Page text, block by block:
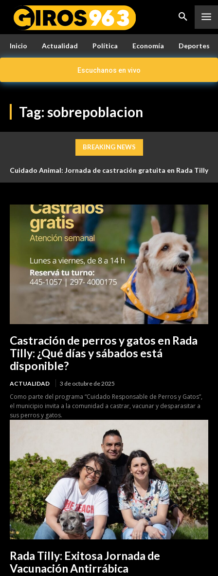
Inicio Actualidad Política Economía Deportes
Escuchanos en vivo
Tag: sobrepoblacion
BREAKING NEWS
Cuidado Animal: Jornada de castración gratuita en Rada Tilly
Castración de perros y gatos en Rada
Tilly: ¿Qué días y sábados está
disponible?
ACTUALIDAD 3 de octubre de 2025
Como parte del programa “Cuidado Responsable de Perros y Gatos”,
el municipio invita a la comunidad a castrar, vacunar y desparasitar a
sus perros y gatos.
Rada Tilly: Exitosa Jornada de
Vacunación Antirrábica